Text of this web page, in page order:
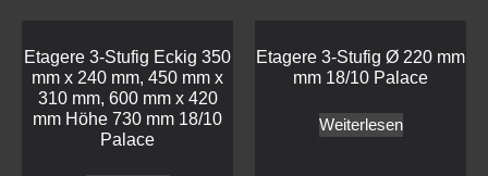
Etagere 3-Stufig Eckig 350
mm x 240 mm, 450 mm x
310 mm, 600 mm x 420
mm Höhe 730 mm 18/10
Palace
Etagere 3-Stufig Ø 220 mm
mm 18/10 Palace
Weiterlesen